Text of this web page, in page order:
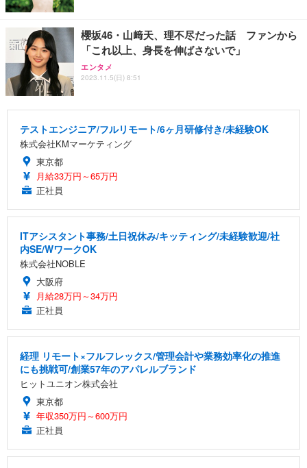
櫻坂46・山﨑天、理不尽だった話 ファンから
「これ以上、身長を伸ばさないで」
エンタメ
2023.11.5(日) 8:51
テストエンジニア/フルリモート/6ヶ月研修付き/未経験OK
株式会社KMマーケティング
東京都
月給33万円～65万円
正社員
ITアシスタント事務/土日祝休み/キッティング/未経験歓迎/社
内SE/WワークOK
株式会社NOBLE
大阪府
月給28万円～34万円
正社員
経理 リモート×フルフレックス/管理会計や業務効率化の推進
にも挑戦可/創業57年のアパレルブランド
ヒットユニオン株式会社
東京都
年収350万円～600万円
正社員